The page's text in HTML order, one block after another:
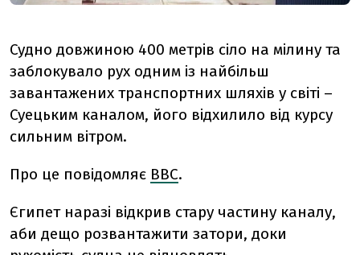
Судно довжиною 400 метрів сіло на мілину та
заблокувало рух одним із найбільш
завантажених транспортних шляхів у світі –
Суецьким каналом, його відхилило від курсу
сильним вітром.
Про це повідомляє ВВС.
Єгипет наразі відкрив стару частину каналу,
аби дещо розвантажити затори, доки